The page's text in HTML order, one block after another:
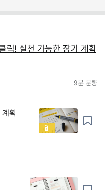
릭! 실천 가능한 장기 계획
9분 분량
획